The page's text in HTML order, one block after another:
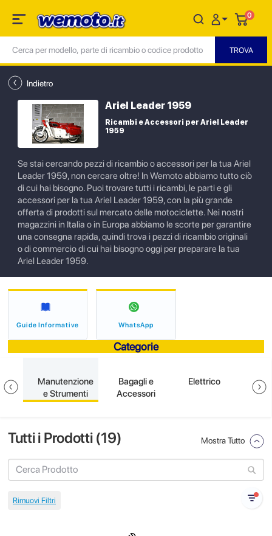
0
Indietro
Ariel Leader 1959
Ricambi e Accessori per Ariel Leader
1959
Se stai cercando pezzi di ricambio o accessori per la tua Ariel
Leader 1959, non cercare oltre! In Wemoto abbiamo tutto ciò
di cui hai bisogno. Puoi trovare tutti i ricambi, le parti e gli
accessori per la tua Ariel Leader 1959, con la più grande
offerta di prodotti sul mercato delle motociclette. Nei nostri
magazzini in Italia o in Europa abbiamo le scorte per garantire
una consegna rapida, quindi trova i pezzi di ricambio originali
o di commercio di cui hai bisogno oggi per preparare la tua
Ariel Leader 1959.
Guide Informative WhatsApp
Categorie
Manutenzione
e Strumenti
Bagagli e
Accessori
Elettrico
Tutti i Prodotti (19) Mostra Tutto